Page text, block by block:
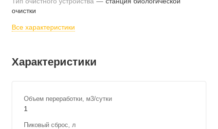
очистки
Все характеристики
Характеристики
Объем переработки, м3/сутки
1
Пиковый сброс, л